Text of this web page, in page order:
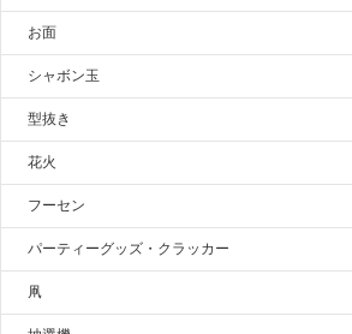
お面
シャボン玉
型抜き
花火
フーセン
パーティーグッズ・クラッカー
凧